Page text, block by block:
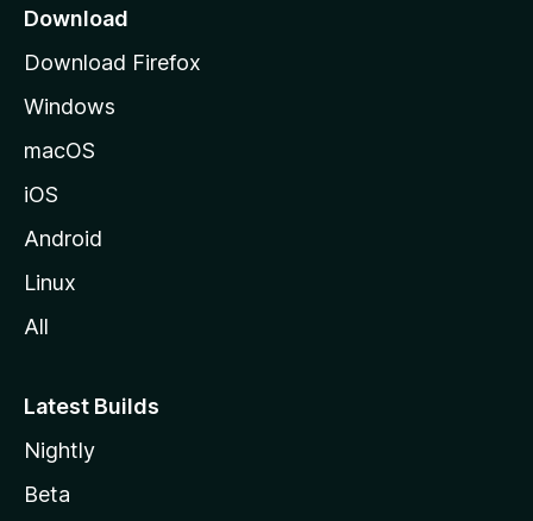
Download
Download Firefox
Windows
macOS
iOS
Android
Linux
All
Latest Builds
Nightly
Beta